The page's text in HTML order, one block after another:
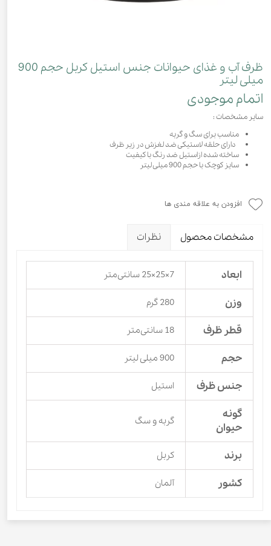
ظرف آب و غذای حیوانات جنس استیل کربل حجم 900
میلی لیتر
اتمام موجودی
سایر مشخصات :
مناسب برای سگ و گربه
دارای حلقه لاستیکی ضد لغزش در زیر ظرف
ساخته شده ازاستیل ضد رنگ با کیفیت
سایز کوچک با حجم 900 میلی لیتر
افزودن به علاقه مندی ها
مشخصات محصول نظرات
ابعاد 7×25×25 سانتی‌متر
وزن 280 گرم
قطر ظرف 18 سانتی‌متر
حجم 900 میلی لیتر
جنس ظرف استیل
گونه
حیوان
گربه و سگ
برند کربل
کشور آلمان